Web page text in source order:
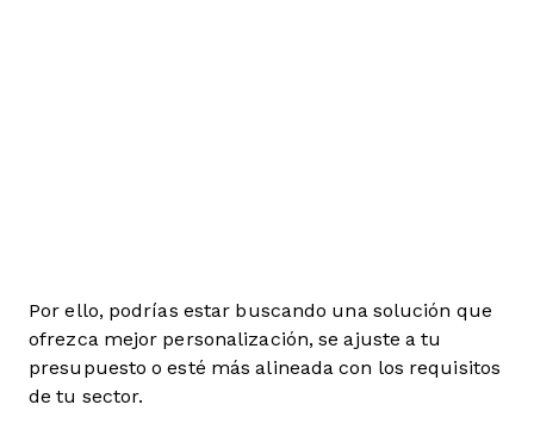
Por ello, podrías estar buscando una solución que
ofrezca mejor personalización, se ajuste a tu
presupuesto o esté más alineada con los requisitos
de tu sector.